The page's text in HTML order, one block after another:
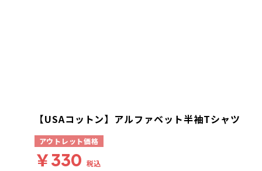
【USAコットン】アルファベット半袖Tシャツ
アウトレット価格
￥330 税込